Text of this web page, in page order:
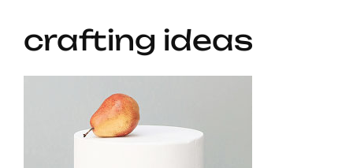
crafting ideas